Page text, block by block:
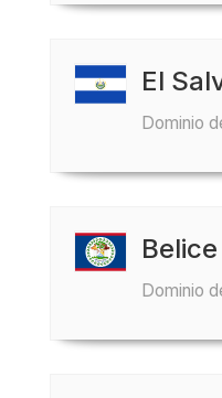
El
Dominio
Belice
Dominio